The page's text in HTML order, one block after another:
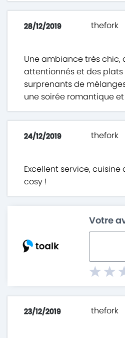
28/12/2019 thefork
Une ambiance très chic,
attentionnés et des
surprenants de
une soirée romantique
24/12/2019 thefork
Excellent service,
cosy !
Votre
23/12/2019 thefork